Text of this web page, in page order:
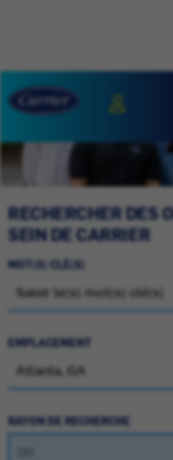
RECHERCHER DES
SEIN DE CARRIER
MOT(S) CLÉ(S)
EMPLACEMENT
RAYON DE RECHERCHE